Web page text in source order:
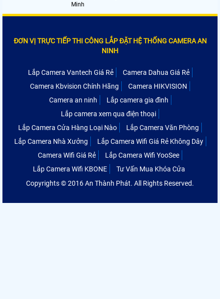
Minh
ĐƠN VỊ TRỰC TIẾP THI CÔNG LẮP ĐẶT HỆ THỐNG CAMERA AN
NINH
Lắp Camera Vantech Giá Rẻ
Camera Dahua Giá Rẻ
Camera Kbvision Chính Hãng
Camera HIKVISION
Camera an ninh
Lắp camera gia đình
Lắp camera xem qua điện thoại
Lắp Camera Cửa Hàng Loại Nào
Lắp Camera Văn Phòng
Lắp Camera Nhà Xưởng
Lắp Camera Wifi Giá Rẻ Không Dây
Camera Wifi Giá Rẻ
Lắp Camera Wifi YooSee
Lắp Camera Wifi KBONE
Tư Vấn Mua Khóa Cửa
Copyrights © 2016 An Thành Phát. All Rights Reserved.